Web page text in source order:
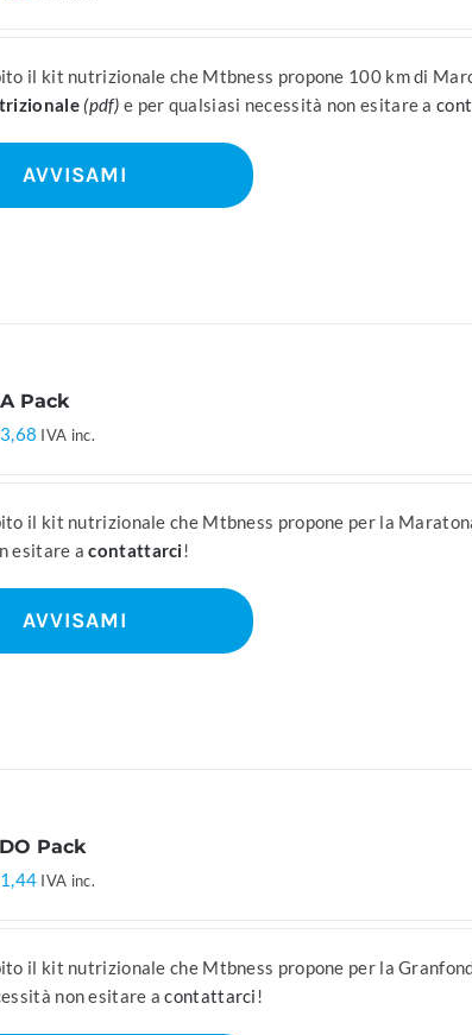
è:
€ 99,36.
il kit nutrizionale che Mtbness propone 100 km di
(pdf) e per qualsiasi necessità non esitare a
AVVISAMI
Pack
Il
è:
€ 83,68.
IVA inc.
il kit nutrizionale che Mtbness propone per la
esitare acontattarci!
AVVISAMI
Pack
Il
è:
€ 81,44.
IVA inc.
il kit nutrizionale che Mtbness propone per la
non esitare acontattarci!